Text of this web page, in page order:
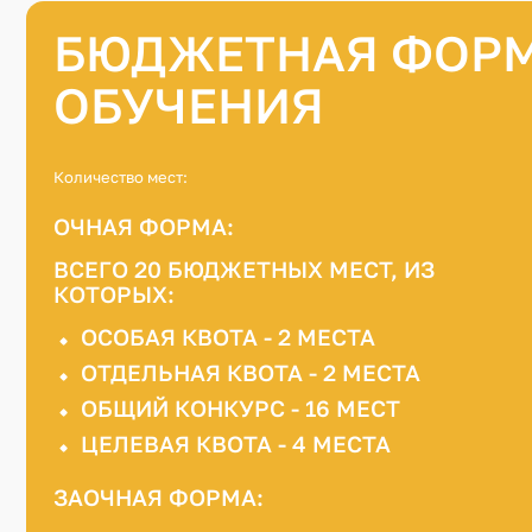
БЮДЖЕТНАЯ
ОБУЧЕНИЯ
Количество мест:
ОЧНАЯ ФОРМА:
ВСЕГО 20 БЮДЖЕТНЫХ МЕСТ, ИЗ
КОТОРЫХ:
ОСОБАЯ КВОТА - 2 МЕСТА
ОТДЕЛЬНАЯ КВОТА - 2 МЕСТА
ОБЩИЙ КОНКУРС - 16 МЕСТ
ЦЕЛЕВАЯ КВОТА - 4 МЕСТА
ЗАОЧНАЯ ФОРМА: